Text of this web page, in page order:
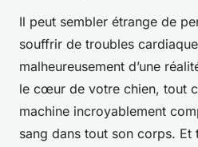
Il peut sembler étrange de
souffrir de troubles
malheureusement d’une
le cœur de votre chien, tout
machine incroyablement
sang dans tout son corps.